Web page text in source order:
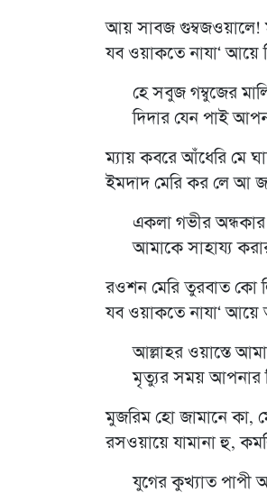
আয় সাবজ গুম্বজওয়ালে!
যব ওয়াকতে নাযা‘ আয়ে
হে সবুজ গম্বুজের
দিদার যেন পাই
ম্যায় কবরে আঁধেরি মে
ইমদাদ মেরি কর লে আ
একলা গভীর
আমাকে সাহায্য
রওশন মেরি তুরবাত কো
যব ওয়াকতে নাযা‘
আল্লাহর ওয়াস্তে
মৃত্যুর সময় আপনার
মুজরিম হো জামানে কা,
রসওয়ায়ে যামানা হু,
যুগের কুখ্যাত পাপী